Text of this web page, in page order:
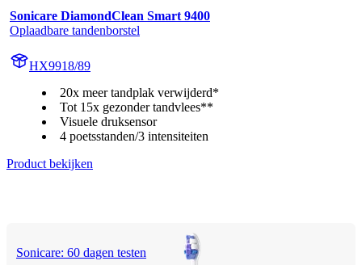
Sonicare DiamondClean Smart 9400
Oplaadbare tandenborstel
HX9918/89
20x meer tandplak verwijderd*
Tot 15x gezonder tandvlees**
Visuele druksensor
4 poetsstanden/3 intensiteiten
Product bekijken
Sonicare: 60 dagen testen